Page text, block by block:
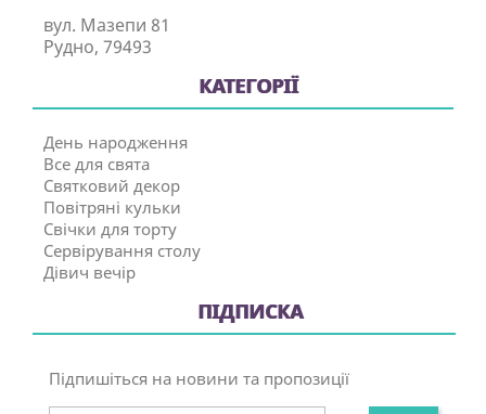
вул. Мазепи 81
Рудно, 79493
КАТЕГОРІЇ
День народження
Все для свята
Святковий декор
Повітряні кульки
Свічки для торту
Сервірування столу
Дівич вечір
ПІДПИСКА
Підпишіться на новини та пропозиції